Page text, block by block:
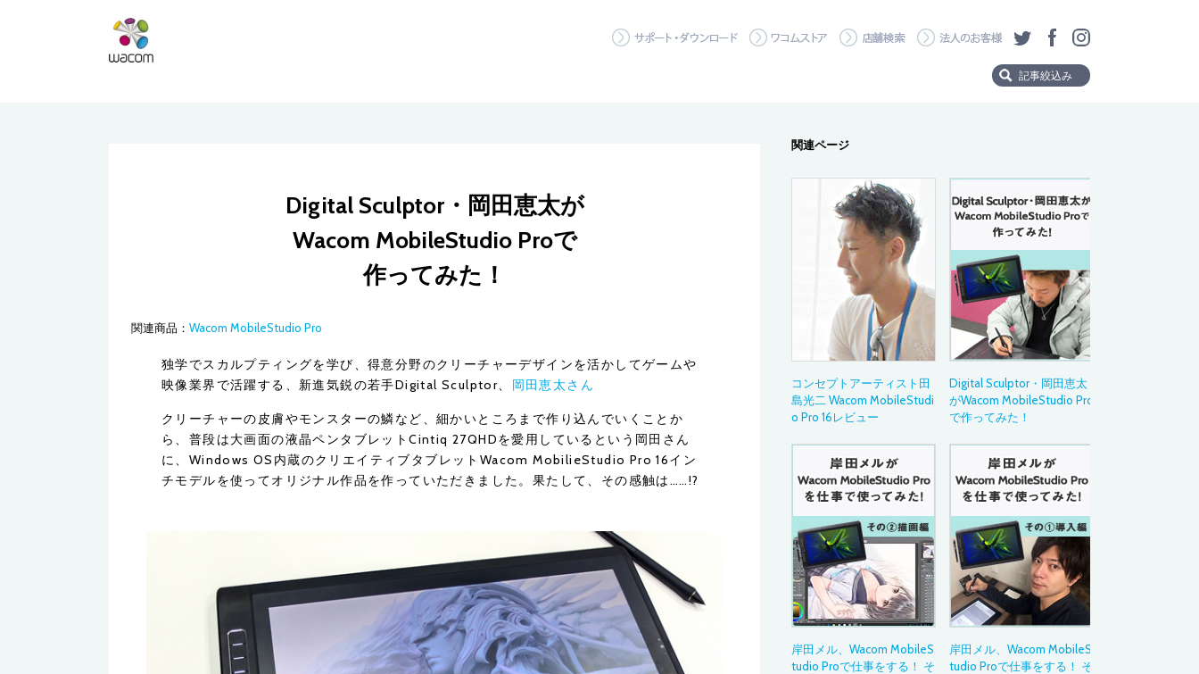
サポート・ダウンロード
ワコムストア 店舗検索 法人のお客様
ツイッターフェイスブック
記事絞込み
Digital Sculptor・岡田恵太が
Wacom MobileStudio Proで
作ってみた！
関連商品： Wacom MobileStudio Pro
独学でスカルプティングを学び、得意分野のクリーチャーデザインを活かしてゲームや
映像業界で活躍する、新進気鋭の若手Digital Sculptor、 岡田恵太さん
クリーチャーの皮膚やモンスターの鱗など、細かいところまで作り込んでいくことか
ら、普段は大画面の液晶ペンタブレットCintiq 27QHDを愛用しているという岡田さん
に、Windows OS内蔵のクリエイティブタブレットWacom MobilieStudio Pro 16イン
チモデルを使ってオリジナル作品を作っていただきました。果たして、その感触は……!?
関連ページ
コンセプトアーティスト田
島光二 Wacom MobileStudi
o Pro 16レビュー
Digital Sculptor・岡田恵太
がWacom MobileStudio Pro
で作ってみた！
岸田メル、Wacom MobileS
tudio Proで仕事をする！ そ
岸田メル、Wacom MobileS
tudio Proで仕事をする！ そ